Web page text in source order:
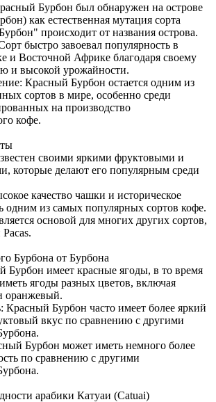
Бурбон был обнаружен на острове
как естественная мутация сорта
происходит от названия острова.
быстро завоевал популярность в
и Восточной Африке благодаря своему
и высокой урожайности.
Красный Бурбон остается одним из
сортов в мире, особенно среди
на производство
кофе.
своими яркими фруктовыми и
которые делают его популярным среди
качество чашки и историческое
одним из самых популярных сортов кофе.
основой для многих других сортов,
Бурбона от Бурбона
Бурбон имеет красные ягоды, в то время
ягоды разных цветов, включая
оранжевый.
Красный Бурбон часто имеет более яркий
вкус по сравнению с другими
Бурбон может иметь немного более
по сравнению с другими
арабики Катуаи (Catuai)